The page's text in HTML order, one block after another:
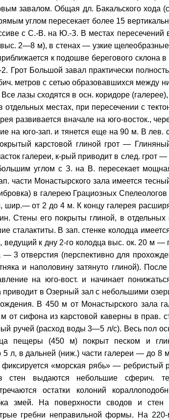
завалом. Общая дл. Бакальского хода
углом пересекает более 15
с С.-В. на Ю.-З. В местах пересечений
2—8 м), в стенах — узкие
к подошве берегового склона
Грот Большой завал практически
метров с сетью образовавшихся между
лазы сходятся в осн. коридоре
местах, при пересечении с
развивается вначале на юго-восток.,
на юго-зап. и тянется еще на 90 м. В лев.
карстовой глиной грот —
галереи, к-рый приводит в след. грот
углом с З. на В. пересекает
части Монастырского зала имеется
в галерею Грациозных
шир.— от 2 до 4 м. К концу галерея
Стены его покрыты глиной, в отдельных
сталактиты. В зап. стенке колодца
ведущий к дну 2-го колодца выс. ок. 20 м
— 3 отверстия (перспективно для
и наполовину затянуто глиной).
на юго-вост. и начинает
приводит в Озерный зал с небольшими
В 450 м от Монастырского зала
сифона из карстовой каверны в прав.
ручей (расход воды 3—5 л/с). Весь пол
пещеры (450 м) покрыт песком и
л, в дальней (ниж.) части галереи — до 8
«морская рябь» — ребристый
стен выдаются небольшие сферич.
остатки колоний
змей. На поверхности сводов и стен
гребни неправильной формы. На 220-